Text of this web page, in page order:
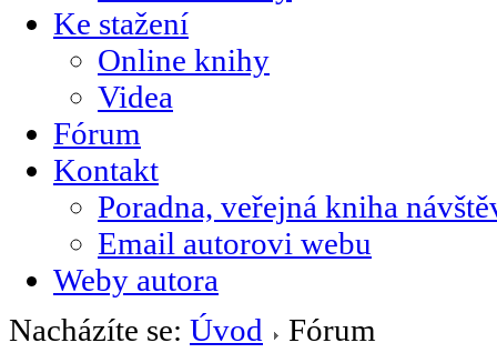
Ke stažení
Online knihy
Videa
Fórum
Kontakt
Poradna, veřejná kniha
Email autorovi webu
Weby autora
Nacházíte se: Úvod
Fórum